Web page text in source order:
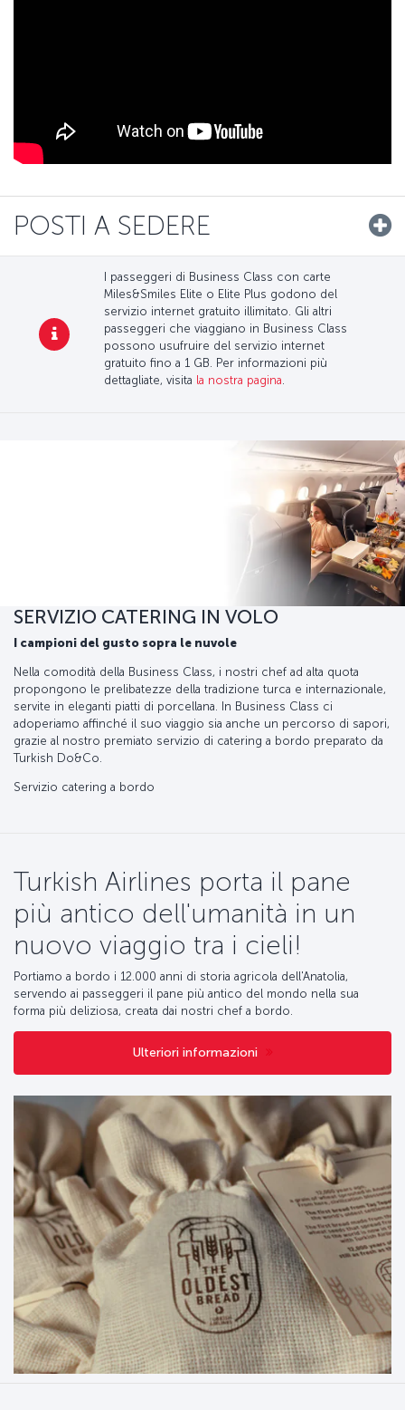
POSTI A SEDERE
I passeggeri di Business Class con carte
Miles&Smiles Elite o Elite Plus godono del
servizio internet gratuito illimitato. Gli altri
passeggeri che viaggiano in Business Class
possono usufruire del servizio internet
gratuito fino a 1 GB. Per informazioni più
dettagliate, visita la nostra pagina
SERVIZIO CATERING IN VOLO
I campioni del gusto sopra le nuvole
Nella comodità della Business Class, i nostri chef ad alta quota
propongono le prelibatezze della tradizione turca e internazionale,
servite in eleganti piatti di porcellana. In Business Class ci
adoperiamo affinché il suo viaggio sia anche un percorso di sapori,
grazie al nostro premiato servizio di catering a bordo preparato da
Turkish Do&Co.
Servizio catering a bordo
Turkish Airlines porta il pane
più antico dell'umanità in un
nuovo viaggio tra i cieli!
Portiamo a bordo i 12.000 anni di storia agricola dell'Anatolia,
servendo ai passeggeri il pane più antico del mondo nella sua
forma più deliziosa, creata dai nostri chef a bordo.
Ulteriori informazioni